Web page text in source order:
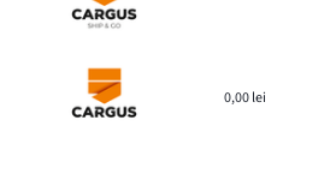
0,00 lei